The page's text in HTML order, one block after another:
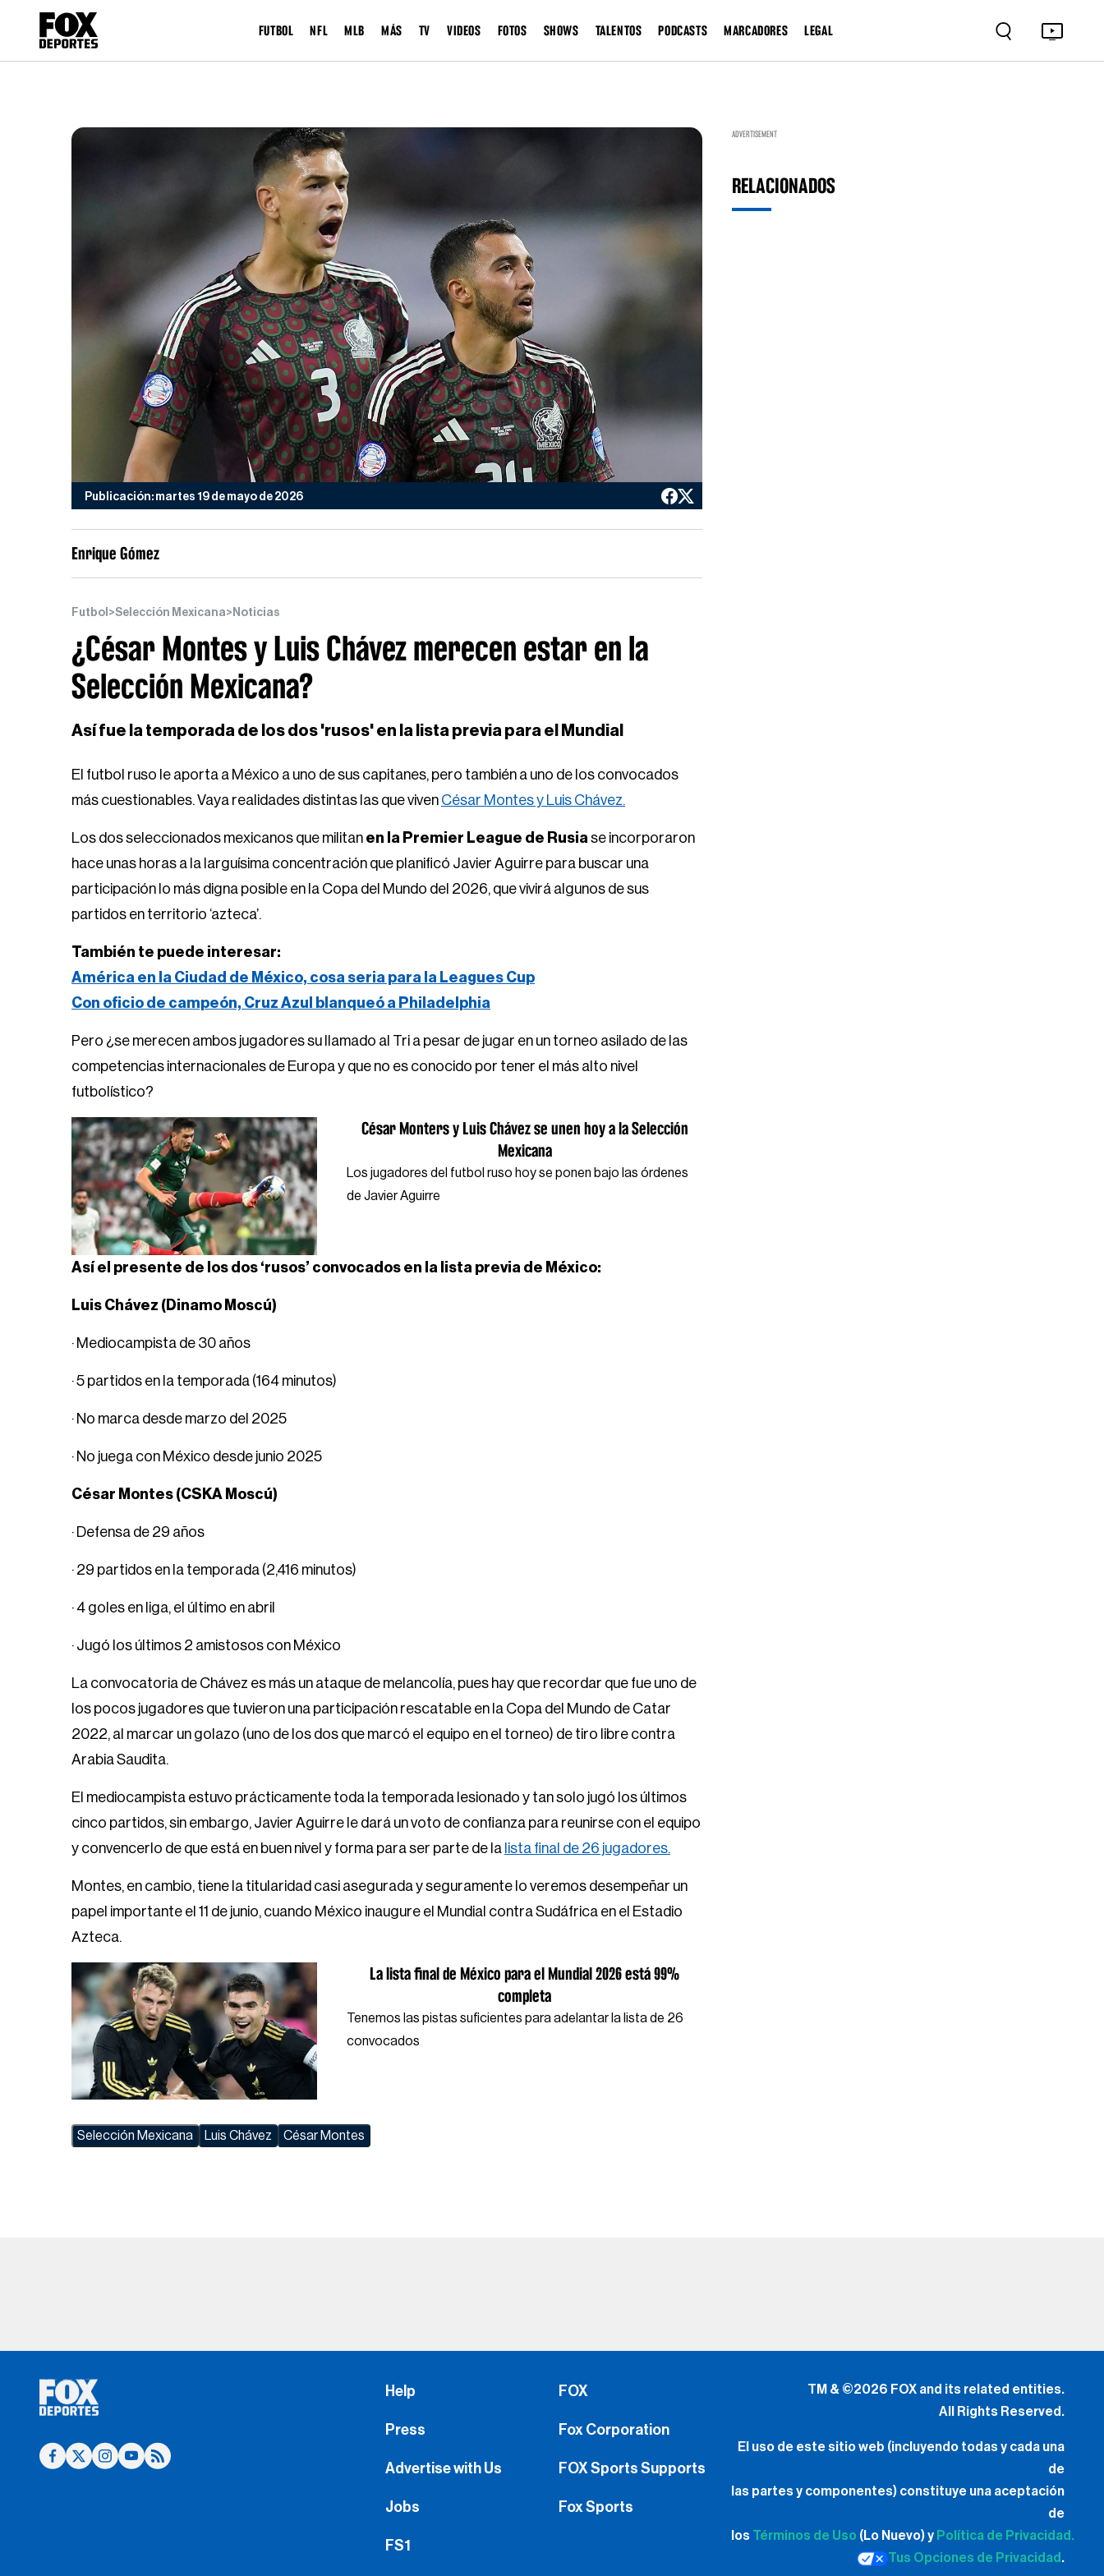
FUTBOL NFL MLB MÁS TV VIDEOS FOTOS SHOWS TALENTOS PODCASTS MARCADORES LEGAL
Publicación: martes 19 de mayo de 2026
Enrique Gómez
Futbol >Selección Mexicana> Noticias
¿César Montes y Luis Chávez merecen estar en la
Selección Mexicana?
Así fue la temporada de los dos 'rusos' en la lista previa para el Mundial
El futbol ruso le aporta a México a uno de sus capitanes, pero también a uno de los convocados
más cuestionables. Vaya realidades distintas las que viven César Montes y Luis Chávez.
Los dos seleccionados mexicanos que militan en la Premier League de Rusia se incorporaron
hace unas horas a la larguísima concentración que planificó Javier Aguirre para buscar una
participación lo más digna posible en la Copa del Mundo del 2026, que vivirá algunos de sus
partidos en territorio ‘azteca’.
También te puede interesar:
América en la Ciudad de México, cosa seria para la Leagues Cup
Con oficio de campeón, Cruz Azul blanqueó a Philadelphia
Pero ¿se merecen ambos jugadores su llamado al Tri a pesar de jugar en un torneo asilado de las
competencias internacionales de Europa y que no es conocido por tener el más alto nivel
futbolístico?
César Monters y Luis Chávez se unen hoy a la Selección
Mexicana
Los jugadores del futbol ruso hoy se ponen bajo las órdenes
de Javier Aguirre
Así el presente de los dos ‘rusos’ convocados en la lista previa de México:
Luis Chávez (Dinamo Moscú)
· Mediocampista de 30 años
· 5 partidos en la temporada (164 minutos)
· No marca desde marzo del 2025
· No juega con México desde junio 2025
César Montes (CSKA Moscú)
· Defensa de 29 años
· 29 partidos en la temporada (2,416 minutos)
· 4 goles en liga, el último en abril
· Jugó los últimos 2 amistosos con México
La convocatoria de Chávez es más un ataque de melancolía, pues hay que recordar que fue uno de
los pocos jugadores que tuvieron una participación rescatable en la Copa del Mundo de Catar
2022, al marcar un golazo (uno de los dos que marcó el equipo en el torneo) de tiro libre contra
Arabia Saudita.
El mediocampista estuvo prácticamente toda la temporada lesionado y tan solo jugó los últimos
cinco partidos, sin embargo, Javier Aguirre le dará un voto de confianza para reunirse con el equipo
y convencerlo de que está en buen nivel y forma para ser parte de la lista final de 26 jugadores.
Montes, en cambio, tiene la titularidad casi asegurada y seguramente lo veremos desempeñar un
papel importante el 11 de junio, cuando México inaugure el Mundial contra Sudáfrica en el Estadio
Azteca.
La lista final de México para el Mundial 2026 está 99%
completa
Tenemos las pistas suficientes para adelantar la lista de 26
convocados
Selección Mexicana Luis Chávez César Montes
ADVERTISEMENT
RELACIONADOS
Advertise with Us
Jobs
FS1
FOX Sports Supports
Fox Sports
de
las partes y componentes) constituye una aceptación
Política de Privacidad.
Tus Opciones de Privacidad